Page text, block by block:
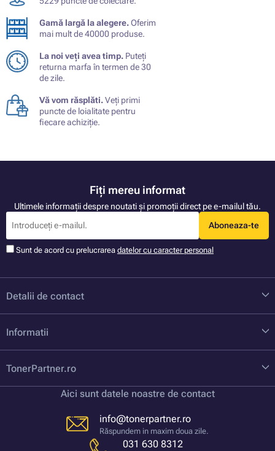
Gamă largă la alegere.Oferim
mai mult de 40000 produse.
La noi veți avea timp. Puteți
returna marfa în termen de 30
de zile.
Vă vom răsplăti.Veți primi
puncte de loialitate pentru
fiecare achiziție.
Fiți mereu informat
Ultimele informații despre noutati și promoții direct pe e-mailul tău.
Aboneaza-te
Sunt de acord cu prelucrarea datelor cu caracter personal
Detalii de contact
Informatii
TonerPartner.ro
Aici sunt datele noastre de contact
info@tonerpartner.ro
Răspundem in maxim doua zile.
031 630 8312